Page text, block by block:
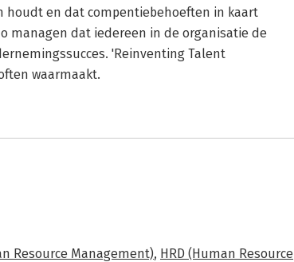
houdt en dat compentiebehoeften in kaart
managen dat iedereen in de organisatie de
'Reinventing Talent
waarmaakt.
Resource Management), HRD (Human Resource